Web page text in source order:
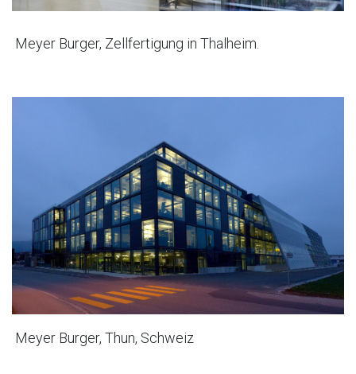
Meyer Burger, Zellfertigung in Thalheim.
Meyer Burger, Thun, Schweiz